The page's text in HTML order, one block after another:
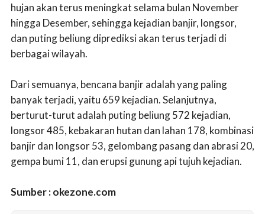
hujan akan terus meningkat selama bulan November
hingga Desember, sehingga kejadian banjir, longsor,
dan puting beliung diprediksi akan terus terjadi di
berbagai wilayah.
Dari semuanya, bencana banjir adalah yang paling
banyak terjadi, yaitu 659 kejadian. Selanjutnya,
berturut-turut adalah puting beliung 572 kejadian,
longsor 485, kebakaran hutan dan lahan 178, kombinasi
banjir dan longsor 53, gelombang pasang dan abrasi 20,
gempa bumi 11, dan erupsi gunung api tujuh kejadian.
Sumber : okezone.com